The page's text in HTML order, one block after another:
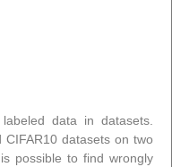
data in datasets.
datasets on two
possible to find wrongly